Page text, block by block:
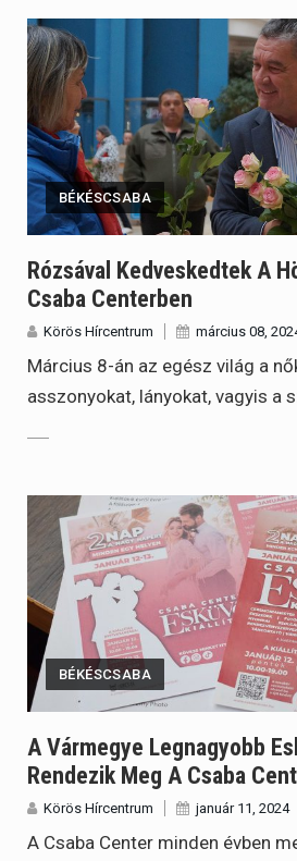
BÉKÉSCSABA
Rózsával Kedveskedtek A
Csaba Centerben
Körös Hírcentrum március 08,
Március 8-án az egész világ a
asszonyokat, lányokat, vagyis a
BÉKÉSCSABA
A Vármegye Legnagyobb
Rendezik Meg A Csaba
Körös Hírcentrum január 11, 2024
A Csaba Center minden évben